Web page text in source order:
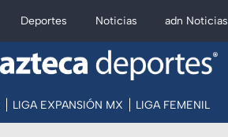
Deportes Noticias adn Noticias
LIGA EXPANSIÓN MX LIGA FEMENIL